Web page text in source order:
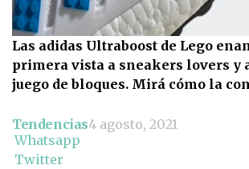
Las adidas Ultraboost de Lego
primera vista a sneakers lovers y
juego de bloques. Mirá cómo la
Tendencias4 agosto, 2021
Whatsapp
Twitter